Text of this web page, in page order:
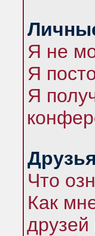
Я не
Я
Я
Что
Как
друзей